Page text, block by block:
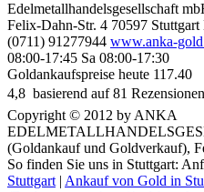
Edelmetallhandelsgesellschaft
Felix-Dahn-Str. 4 70597 Stuttgart
(0711) 91277944 www.anka-
08:00-17:45 Sa 08:00-17:30
Goldankaufspreise heute 117.40
4,8  basierend auf81 Rezensionen
Copyright © 2012 by ANKA
(Goldankauf und Goldverkauf),
So finden Sie uns in Stuttgart:
Stuttgart | Ankauf von Gold in